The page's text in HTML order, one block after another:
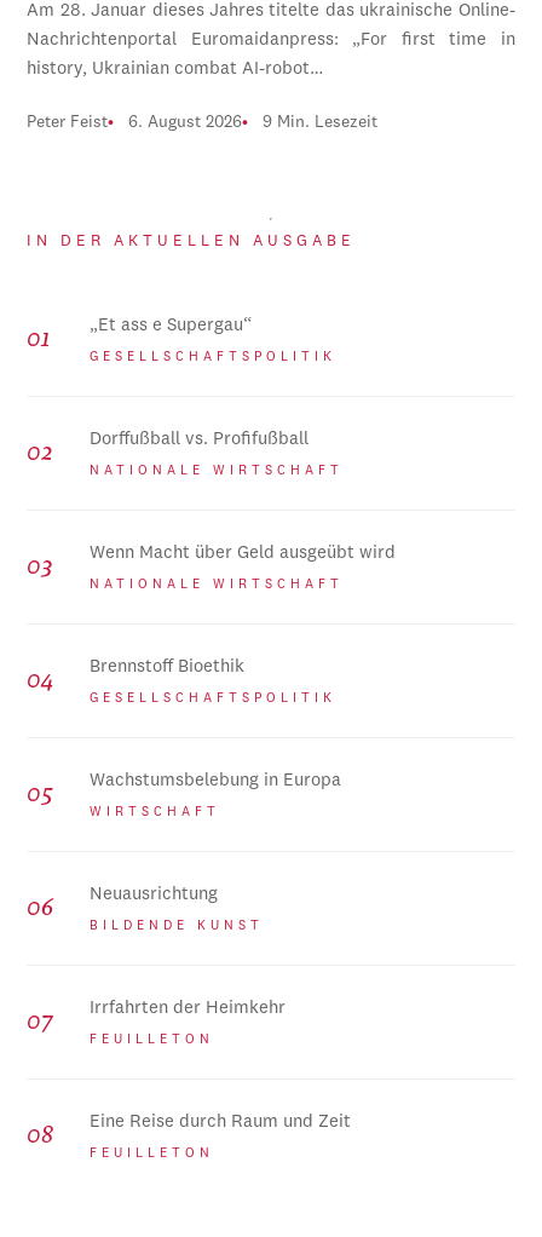
Am 28. Januar dieses Jahres titelte das ukrainische Online-
Nachrichtenportal Euromaidanpress: „For first time in
history, Ukrainian combat AI-robot…
Peter Feist 6. August 2026 9 Min. Lesezeit
IN DER AKTUELLEN AUSGABE
„Et ass e Supergau“
GESELLSCHAFTSPOLITIK
Dorffußball vs. Profifußball
NATIONALE WIRTSCHAFT
Wenn Macht über Geld ausgeübt wird
NATIONALE WIRTSCHAFT
Brennstoff Bioethik
GESELLSCHAFTSPOLITIK
Wachstumsbelebung in Europa
WIRTSCHAFT
Neuausrichtung
BILDENDE KUNST
Irrfahrten der Heimkehr
FEUILLETON
Eine Reise durch Raum und Zeit
FEUILLETON